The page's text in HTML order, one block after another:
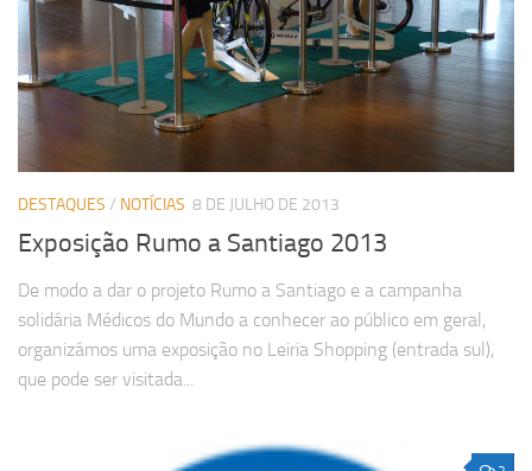
DESTAQUES / NOTÍCIAS 8 DE JULHO DE 2013
Exposição Rumo a Santiago 2013
De modo a dar o projeto Rumo a Santiago e a campanha
solidária Médicos do Mundo a conhecer ao público em geral,
organizámos uma exposição no Leiria Shopping (entrada sul),
que pode ser visitada...